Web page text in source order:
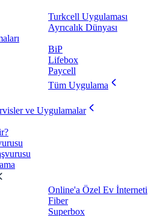
Turkcell Uygulaması
Ayrıcalık Dünyası
BiP
Lifebox
Paycell
Tüm Uygulama
ve Uygulamalar
Online'a Özel Ev İnterneti
Fiber
Superbox